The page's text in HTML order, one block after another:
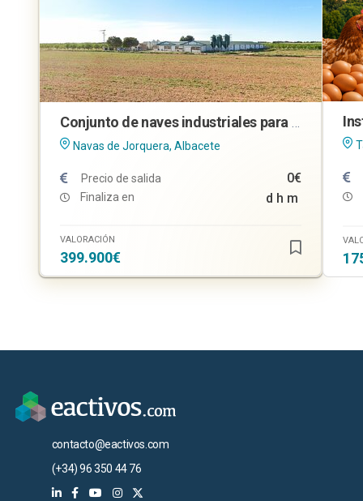
Conjunto de naves industriales para explotación cunícola en Navas de Jorquera (Albacete)
Navas de Jorquera, Albacete
Precio de salida 0€
Finaliza en d h m
VALORACIÓN
399.900€
contacto@eactivos.com
(+34) 96 350 44 76